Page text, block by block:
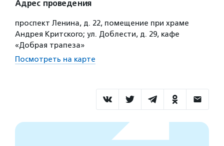
Адрес проведения
проспект Ленина, д. 22, помещение при храме
Андрея Критского; ул. Доблести, д. 29, кафе
«Добрая трапеза»
Посмотреть на карте